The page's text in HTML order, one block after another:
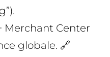
Merchant Center
globale. 🔗